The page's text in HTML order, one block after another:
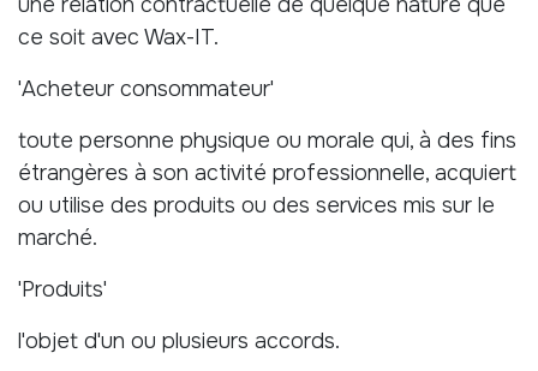
ce soit avec Wax-IT.
'Acheteur consommateur'
toute personne physique ou morale qui, à des fins
étrangères à son activité professionnelle, acquiert
ou utilise des produits ou des services mis sur le
marché.
'Produits'
l'objet d'un ou plusieurs accords.